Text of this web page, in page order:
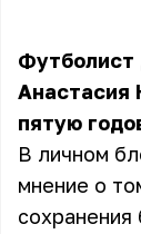
Футболист
Анастасия
пятую
В личном
мнение о